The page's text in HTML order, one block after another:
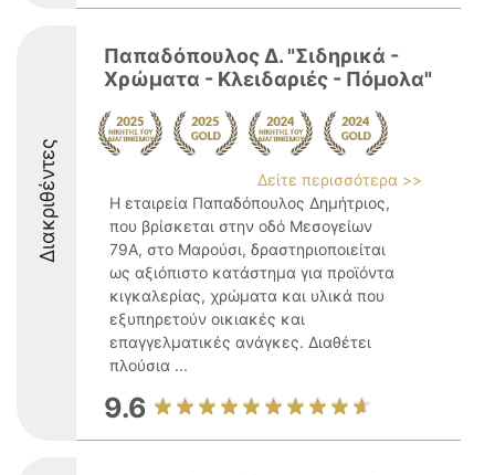
Διακριθέντες
Παπαδόπουλος Δ. "Σιδηρικά -
Χρώματα - Κλειδαριές - Πόμολα"
Δείτε περισσότερα >>
Η εταιρεία Παπαδόπουλος Δημήτριος,
που βρίσκεται στην οδό Μεσογείων
79Α, στο Μαρούσι, δραστηριοποιείται
ως αξιόπιστο κατάστημα για προϊόντα
κιγκαλερίας, χρώματα και υλικά που
εξυπηρετούν οικιακές και
επαγγελματικές ανάγκες. Διαθέτει
πλούσια ...
9.6